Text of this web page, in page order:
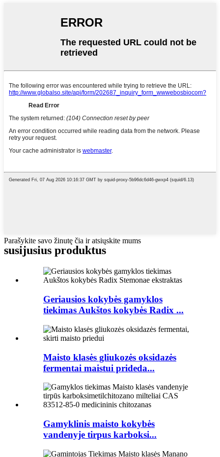
Parašykite savo žinutę čia ir atsiųskite mums
susijusius produktus
Geriausios kokybės gamyklos
tiekimas Aukštos kokybės Radix ...
Maisto klasės gliukozės oksidazės
fermentai maistui prideda...
Gamyklinis maisto kokybės
vandenyje tirpus karboksi...